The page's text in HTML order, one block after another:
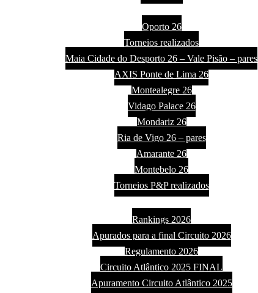
Oporto 26
Torneios realizados
Maia Cidade do Desporto 26 – Vale Pisão – pares
AXIS Ponte de Lima 26
Montealegre 26
Vidago Palace 26
Mondariz 26
Ria de Vigo 26 – pares
Amarante 26
Montebelo 26
Torneios P&P realizados
Rankings 2026
Apurados para a final Circuito 2026
Regulamento 2026
Circuito Atlântico 2025 FINAL
Apuramento Circuito Atlântico 2025